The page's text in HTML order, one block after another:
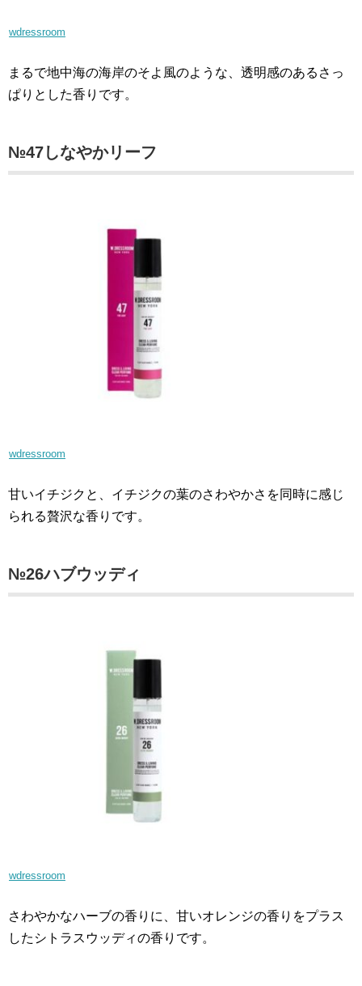
wdressroom
まるで地中海の海岸のそよ風のような、透明感のあるさっ
ぱりとした香りです。
№47しなやかリーフ
wdressroom
甘いイチジクと、イチジクの葉のさわやかさを同時に感じ
られる贅沢な香りです。
№26ハブウッディ
wdressroom
さわやかなハーブの香りに、甘いオレンジの香りをプラス
したシトラスウッディの香りです。